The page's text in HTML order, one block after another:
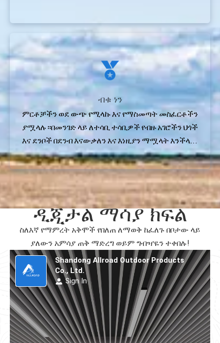
ብቁ ነን
ምርቶቻችን ወደ ውጭ የሚላኩ እና የማስመጣት መስፈርቶችን
ያሟላሉ።በመንገድ ላይ ለተሳቢ ተሳቢዎች የብዙ አገሮችን ህጎች
እና ደንቦች በደንብ እናውቃለን እና እነዚያን ማሟላት እንችላለ
ን።
ዲጂታል ማሳያ ክፍል
ስለእኛ የማምረት አቅሞች የበለጠ ለማወቅ ከፈለጉ በቦታው ላይ
ያለውን አምሳያ ጠቅ ማድረግ ወይም ግብዣዬን ተቀበሉ!